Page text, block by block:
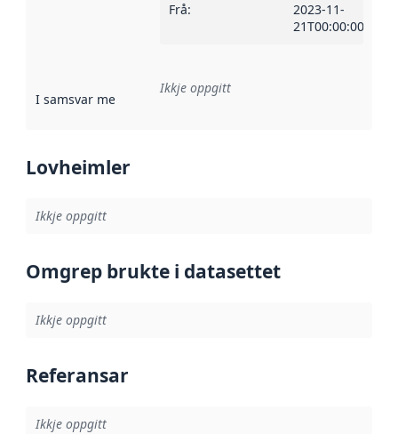
Frå:
2023-11-
21T00:00:00Z
I samsvar med Referanse til ei implementeringsregel eller
Ikkje oppgitt
Lovheimler
Ikkje oppgitt
Omgrep brukte i datasettet
Ikkje oppgitt
Referansar
Ikkje oppgitt